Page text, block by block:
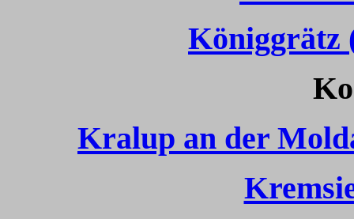
Königgrätz
Kralup an der